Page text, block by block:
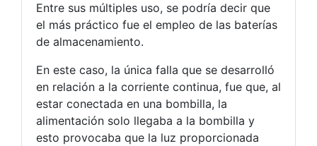
Entre sus múltiples uso, se podría decir que
el más práctico fue el empleo de las baterías
de almacenamiento.
En este caso, la única falla que se desarrolló
en relación a la corriente continua, fue que, al
estar conectada en una bombilla, la
alimentación solo llegaba a la bombilla y
esto provocaba que la luz proporcionada